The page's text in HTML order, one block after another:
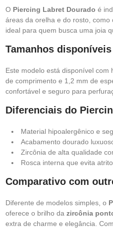
O Piercing Labret Dourado é
áreas da orelha e do rosto,
ideal para quem busca uma joia
Tamanhos disponíveis
Este modelo está disponível com
de comprimento e 1,2 mm de
confortável e seguro para
Diferenciais do
Material hipoalergênico e
Acabamento dourado
Zircônia de alta qualidade
Rosca interna que evita
Comparativo com
Diferente de modelos simples, o
oferece o brilho da zircônia
extra de charme e elegância.